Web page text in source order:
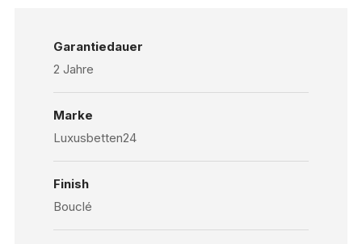
Garantiedauer
2 Jahre
Marke
Luxusbetten24
Finish
Bouclé